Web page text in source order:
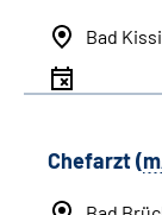
Bad
Chefarzt (